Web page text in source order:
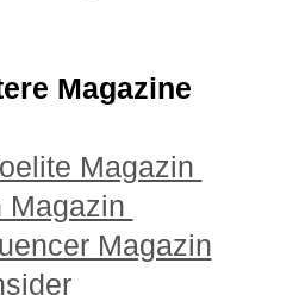
Magazine
Magazin
Magazin
Magazin